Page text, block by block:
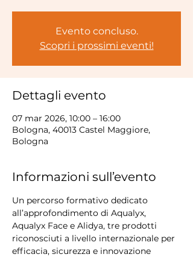
Evento concluso.
Scopri i prossimi eventi!
Dettagli evento
07 mar 2026, 10:00 – 16:00
Bologna, 40013 Castel Maggiore,
Bologna
Informazioni sull’evento
Un percorso formativo dedicato
all’approfondimento di Aqualyx,
Aqualyx Face e Alidya, tre prodotti
riconosciuti a livello internazionale per
efficacia, sicurezza e innovazione